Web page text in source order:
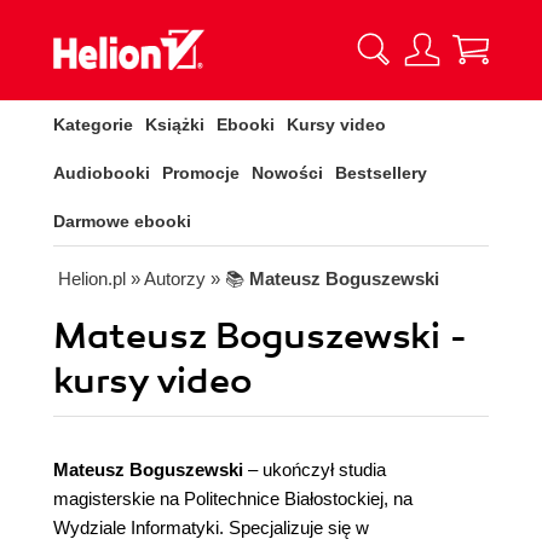
Kategorie Książki Ebooki Kursy video
Audiobooki Promocje Nowości Bestsellery
Darmowe ebooki
Helion.pl » Autorzy » 📚 Mateusz Boguszewski
Mateusz Boguszewski -
kursy video
Mateusz Boguszewski – ukończył studia
magisterskie na Politechnice Białostockiej, na
Wydziale Informatyki. Specjalizuje się w